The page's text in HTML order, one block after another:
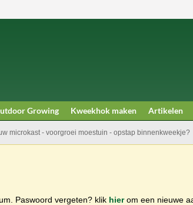
Growing Kweekhok maken Artikelen
microkast - voorgroei moestuin - opstap binnenkweekje?
Paswoord vergeten? klik hierom een nieuwe